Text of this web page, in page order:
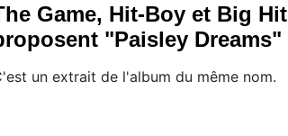
Game, Hit-Boy et Big Hit
"Paisley Dreams"
un extrait de l'album du même nom.